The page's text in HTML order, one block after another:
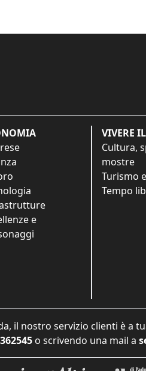
e
VIVERE
Cultura,
mostre
Turismo
Tempo
il nostro servizio clienti è a
o scrivendo una mail a